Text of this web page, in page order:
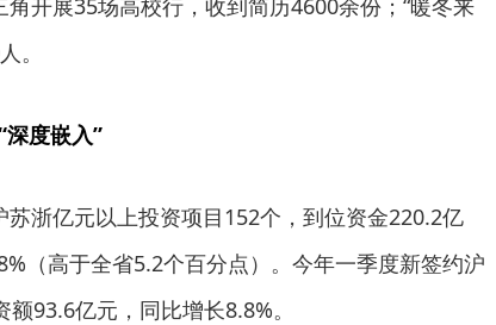
开展35场高校行，收到简历4600余份；“暖冬来
。
度嵌入”
浙亿元以上投资项目152个，到位资金220.2亿
（高于全省5.2个百分点）。今年一季度新签约沪
93.6亿元，同比增长8.8%。